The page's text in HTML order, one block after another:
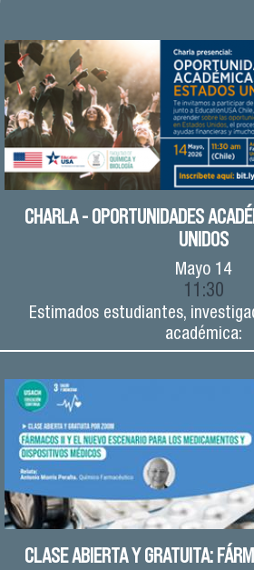
CHARLA - OPORTUNIDADES
UNIDOS
Mayo 14
11:30
Estimados estudiantes,
académica:
CLASE ABIERTA Y GRATUITA: